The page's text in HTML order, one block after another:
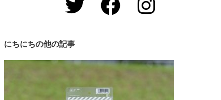
にちにちの他の記事